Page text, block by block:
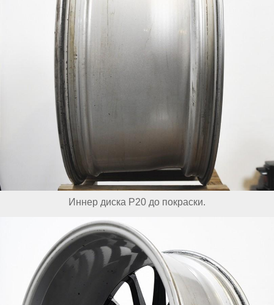
Иннер диска Р20 до покраски.